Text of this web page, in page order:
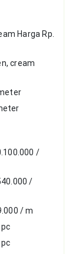
Harga Rp.
cream
/
/
/ m